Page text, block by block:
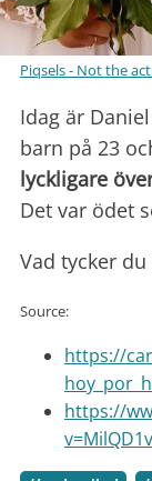
Piqsels - Not the
Idag är
barn på 23
lyckligare
Det var ödet
Vad tycker
Source:
https://
https://